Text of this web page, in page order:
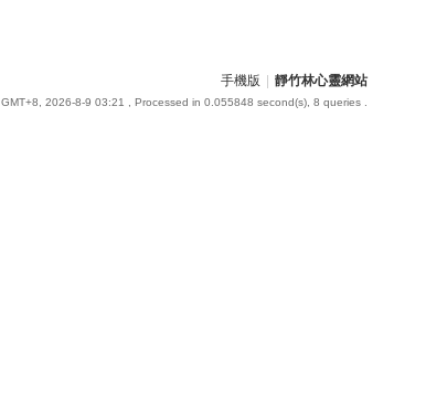
手機版 靜竹林心靈網站
GMT+8, 2026-8-9 03:21 , Processed in 0.055848 second(s), 8 queries .